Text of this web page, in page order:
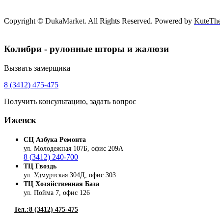
Copyright © DukaMarket. All Rights Reserved. Powered by
Колибри - рулонные шторы и жалюзи
Вызвать замерщика
8 (3412) 475-475
Получить консультацию, задать вопрос
Ижевск
СЦ Азбука Ремонта
ул. Молодежная 107Б, офис 209А
8 (3412) 240-700
ТЦ Гвоздь
ул. Удмуртская 304Д, офис 303
ТЦ Хозяйственная База
ул. Пойма 7, офис 126
Тел.:8 (3412) 475-475